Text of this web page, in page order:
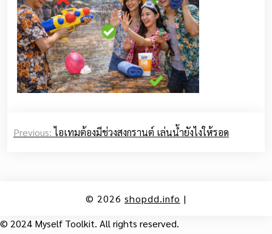
navigation
Previous: ไอเทมต้องมีช่วงสงกรานต์ เล่นน้ำยังไงให้รอด
© 2026 shopdd.info |
© 2024 Myself Toolkit. All rights reserved.